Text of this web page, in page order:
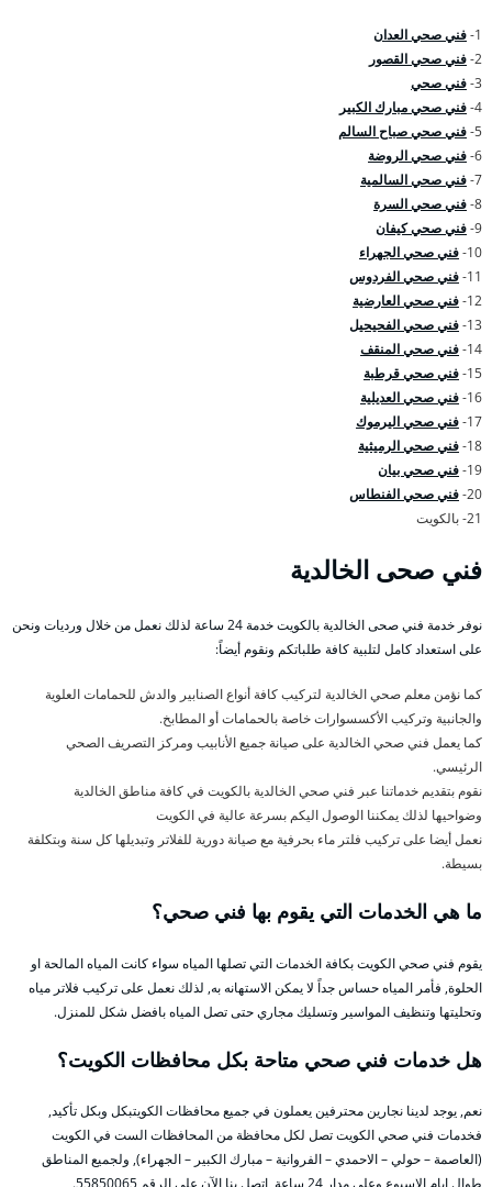
1- فني صحي العدان
2- فني صحي القصور
3- فني صحي
4- فني صحي مبارك الكبير
5- فني صحي صباح السالم
6- فني صحي الروضة
7- فني صحي السالمية
8- فني صحي السرة
9- فني صحي كيفان
10- فني صحي الجهراء
11- فني صحي الفردوس
12- فني صحي العارضية
13- فني صحي الفحيحيل
14- فني صحي المنقف
15- فني صحي قرطبة
16- فني صحي العديلية
17- فني صحي اليرموك
18- فني صحي الرميثية
19- فني صحي بيان
20- فني صحي الفنطاس
21- بالكويت
فني صحى الخالدية
نوفر خدمة فني صحى الخالدية بالكويت خدمة 24 ساعة لذلك نعمل من خلال ورديات ونحن
على استعداد كامل لتلبية كافة طلباتكم ونقوم أيضاً:
كما نؤمن معلم صحي الخالدية لتركيب كافة أنواع الصنابير والدش للحمامات العلوية
والجانبية وتركيب الأكسسوارات خاصة بالحمامات أو المطابخ.
كما يعمل فني صحي الخالدية على صيانة جميع الأنابيب ومركز التصريف الصحي
الرئيسي.
نقوم بتقديم خدماتنا عبر فني صحي الخالدية بالكويت في كافة مناطق الخالدية
وضواحيها لذلك يمكننا الوصول اليكم بسرعة عالية في الكويت
نعمل أيضا على تركيب فلتر ماء بحرفية مع صيانة دورية للفلاتر وتبديلها كل سنة وبتكلفة
بسيطة.
ما هي الخدمات التي يقوم بها فني صحي؟
يقوم فني صحي الكويت بكافة الخدمات التي تصلها المياه سواء كانت المياه المالحة او
الحلوة, فأمر المياه حساس جداً لا يمكن الاستهانه به, لذلك نعمل على تركيب فلاتر مياه
وتحليتها وتنظيف المواسير وتسليك مجاري حتى تصل المياه بافضل شكل للمنزل.
هل خدمات فني صحي متاحة بكل محافظات الكويت؟
نعم, يوجد لدينا نجارين محترفين يعملون في جميع محافظات الكويتبكل وبكل تأكيد,
فخدمات فني صحي الكويت تصل لكل محافظة من المحافظات الست في الكويت
(العاصمة – حولي – الاحمدي – الفروانية – مبارك الكبير – الجهراء), ولجميع المناطق